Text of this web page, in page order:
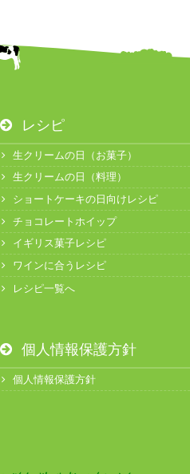
レシピ
生クリームの日（お菓子）
生クリームの日（料理）
ショートケーキの日向けレシピ
チョコレートホイップ
イギリス菓子レシピ
ワインに合うレシピ
レシピ一覧へ
個人情報保護方針
個人情報保護方針